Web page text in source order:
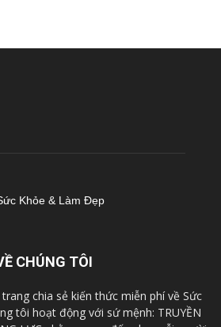
CHÚNG TÔI
chia sẻ kiến thức miễn phí về Sức
tôi hoạt động với sứ mệnh: TRUYỀN